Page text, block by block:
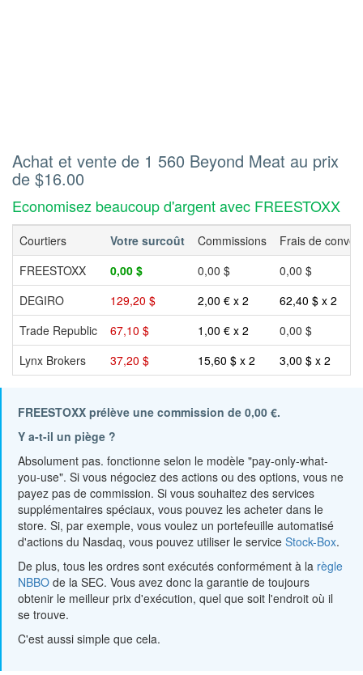
Achat et vente de 1 560 Beyond Meat au prix
de $16.00
Economisez beaucoup d'argent avec FREESTOXX
Courtiers Votre surcoût Commissions
Frais de
FREESTOXX
0,00 $ 0,00 $
0,00 $
DEGIRO
129,20 $ 2,00 € x 2
62,40 $ x 2
Trade Republic
67,10 $ 1,00 € x 2
0,00 $
Lynx Brokers
37,20 $ 15,60 $ x 2 3,00 $ x 2
FREESTOXX prélève une commission de 0,00 €.
Y a-t-il un piège ?
Absolument pas. fonctionne selon le modèle "pay-only-what-
you-use". Si vous négociez des actions ou des options, vous ne
payez pas de commission. Si vous souhaitez des services
supplémentaires spéciaux, vous pouvez les acheter dans le
store. Si, par exemple, vous voulez un portefeuille automatisé
d'actions du Nasdaq, vous pouvez utiliser le service Stock-Box.
De plus, tous les ordres sont exécutés conformément à la règle
NBBO de la SEC. Vous avez donc la garantie de toujours
obtenir le meilleur prix d'exécution, quel que soit l'endroit où il
se trouve.
C'est aussi simple que cela.